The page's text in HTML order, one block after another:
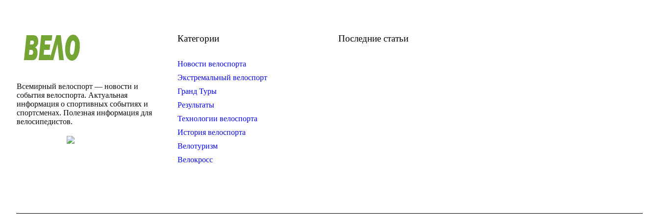
Всемирный велоспорт — новости и
события велоспорта. Актуальная
информация о спортивных событиях и
спортсменах. Полезная информация для
велосипедистов.
Категории
Новости велоспорта
Экстремальный велоспорт
Гранд Туры
Результаты
Технологии велоспорта
История велоспорта
Велотуризм
Велокросс
Последние статьи